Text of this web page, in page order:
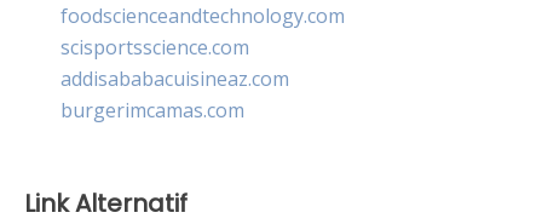
foodscienceandtechnology.com
scisportsscience.com
addisababacuisineaz.com
burgerimcamas.com
Link Alternatif